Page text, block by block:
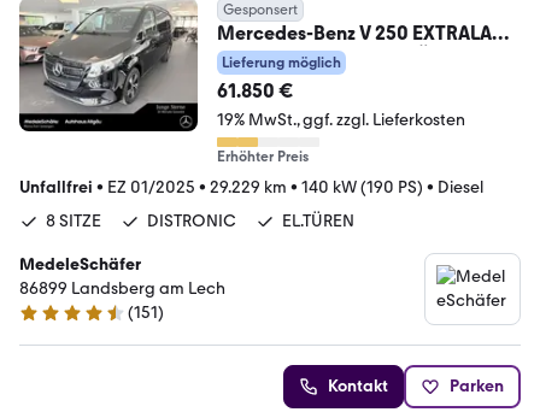
Gesponsert
Mercedes-Benz V 250 EXTRALANG
MBUX DISTRONIC EL.TÜREN
8SITZE
Lieferung möglich
61.850 €
19% MwSt. ggf. zzgl. Lieferkosten
Erhöhter Preis
Unfallfrei • EZ 01/2025 • 29.229 km • 140 kW (190 PS) • Diesel
8 SITZE
DISTRONIC EL.TÜREN
MedeleSchäfer
86899 Landsberg am Lech
4.7 Sterne
(151)
Kontakt Parken